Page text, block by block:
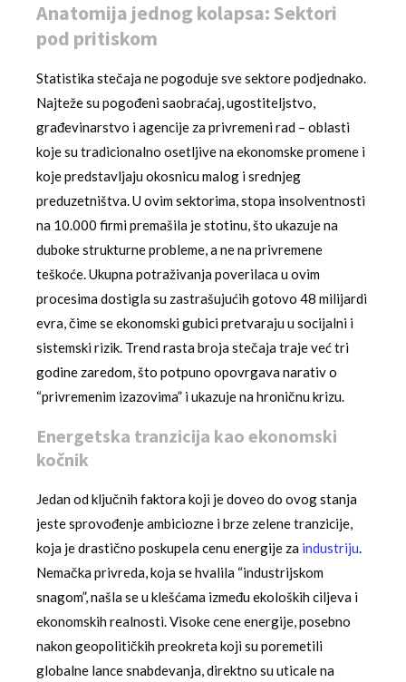
Anatomija jednog kolapsa: Sektori
pod pritiskom
Statistika stečaja ne pogoduje sve sektore podjednako.
Najteže su pogođeni saobraćaj, ugostiteljstvo,
građevinarstvo i agencije za privremeni rad – oblasti
koje su tradicionalno osetljive na ekonomske promene i
koje predstavljaju okosnicu malog i srednjeg
preduzetništva. U ovim sektorima, stopa insolventnosti
na 10.000 firmi premašila je stotinu, što ukazuje na
duboke strukturne probleme, a ne na privremene
teškoće. Ukupna potraživanja poverilaca u ovim
procesima dostigla su zastrašujućih gotovo 48 milijardi
evra, čime se ekonomski gubici pretvaraju u socijalni i
sistemski rizik. Trend rasta broja stečaja traje već tri
godine zaredom, što potpuno opovrgava narativ o
“privremenim izazovima” i ukazuje na hroničnu krizu.
Energetska tranzicija kao ekonomski
kočnik
Jedan od ključnih faktora koji je doveo do ovog stanja
jeste sprovođenje ambiciozne i brze zelene tranzicije,
koja je drastično poskupela cenu energije za industriju.
Nemačka privreda, koja se hvalila “industrijskom
snagom”, našla se u klešćama između ekoloških ciljeva i
ekonomskih realnosti. Visoke cene energije, posebno
nakon geopolitičkih preokreta koji su poremetili
globalne lance snabdevanja, direktno su uticale na